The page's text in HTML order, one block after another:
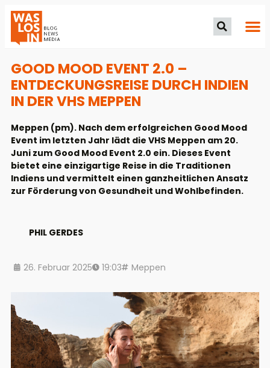
GOOD MOOD EVENT 2.0 –
ENTDECKUNGSREISE DURCH INDIEN
IN DER VHS MEPPEN
Meppen (pm). Nach dem erfolgreichen Good Mood
Event im letzten Jahr lädt die VHS Meppen am 20.
Juni zum Good Mood Event 2.0 ein. Dieses Event
bietet eine einzigartige Reise in die Traditionen
Indiens und vermittelt einen ganzheitlichen Ansatz
zur Förderung von Gesundheit und Wohlbefinden.
PHIL GERDES
26. Februar 2025 19:03 Meppen